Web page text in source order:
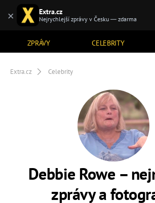
ZPRÁVY CELEBRITY
Extra.cz Celebrity
Debbie Rowe –
zprávy a
× Extra.cz
Nejrychlejší zprávy v Česku — zdarma